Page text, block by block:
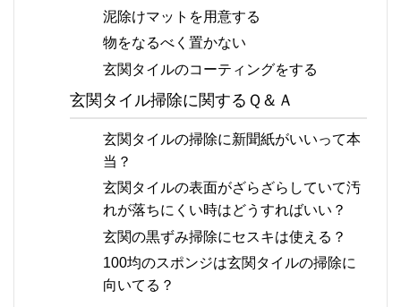
泥除けマットを用意する
物をなるべく置かない
玄関タイルのコーティングをする
玄関タイル掃除に関するＱ＆Ａ
玄関タイルの掃除に新聞紙がいいって本
当？
玄関タイルの表面がざらざらしていて汚
れが落ちにくい時はどうすればいい？
玄関の黒ずみ掃除にセスキは使える？
100均のスポンジは玄関タイルの掃除に
向いてる？